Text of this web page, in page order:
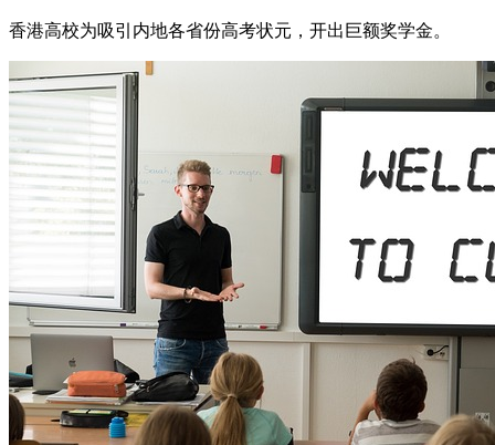
香港高校为吸引内地各省份高考状元，开出巨额奖学金。